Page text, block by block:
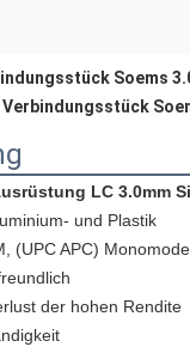
Soems
LC 3.0mm
und Plastik
(UPC APC)
der hohen Rendite